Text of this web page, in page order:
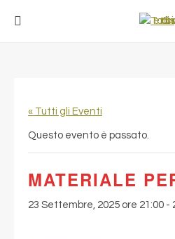
« Tutti gli Eventi
Questo evento è passato.
MATERIALE
23 Settembre, 2025 ore 21:00 -